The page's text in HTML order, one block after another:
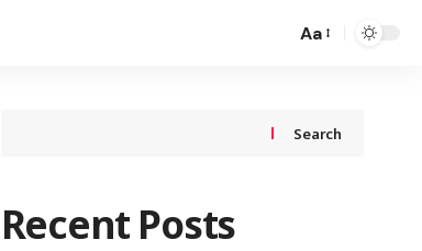
Aa
Search
Recent Posts